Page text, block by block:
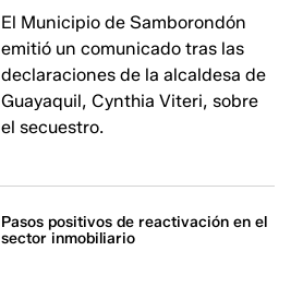
El Municipio de Samborondón
emitió un comunicado tras las
declaraciones de la alcaldesa de
Guayaquil, Cynthia Viteri, sobre
el secuestro.
Pasos positivos de reactivación en el
sector inmobiliario